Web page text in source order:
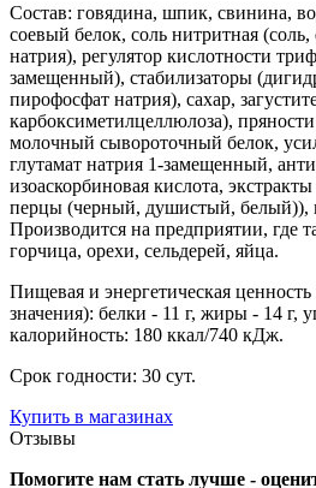
Состав: говядина, шпик, свинина,
соевый белок, соль нитритная
натрия), регулятор кислотности
замещенный), стабилизаторы
пирофосфат натрия), сахар,
карбоксиметилцеллюлоза),
молочный сывороточный белок,
глутамат натрия 1-замещенный,
изоаскорбиновая кислота,
перцы (черный, душистый, белый)),
Производится на предприятии, где
горчица, орехи, сельдерей, яйца.
Пищевая и энергетическая
значения): белки - 11 г, жиры - 14 г,
калорийность: 180 ккал/740 кДж.
Срок годности: 30 сут.
Купить в магазинах
Отзывы
Помогите нам стать лучше -